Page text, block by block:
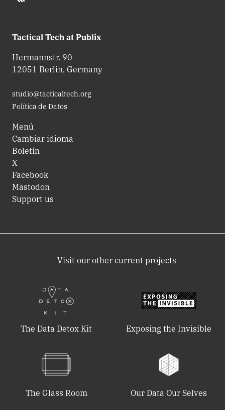
Tactical Tech at Publix
Hermannstr. 90
12051 Berlin, Germany
studio@tacticaltech.org
Política de Datos
Menú
Cambiar idioma
Boletín
X
Facebook
Mastodon
Support us
Visit our other current projects
The Data Detox Kit Exposing the Invisible
The Glass Room Our Data Our Selves